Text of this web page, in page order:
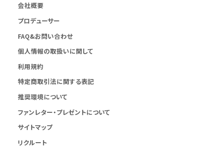
会社概要
プロデューサー
FAQ&お問い合わせ
個人情報の取扱いに関して
利用規約
特定商取引法に関する表記
推奨環境について
ファンレター・プレゼントについて
サイトマップ
リクルート